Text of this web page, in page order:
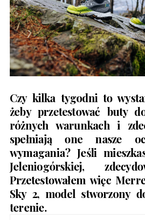
Czy kilka tygodni to
żeby przetestować buty
różnych warunkach i
spełniają one nasze
wymagania? Jeśli
Jeleniogórskiej,
Przetestowałem więc
Sky 2, model stworzony
terenie.